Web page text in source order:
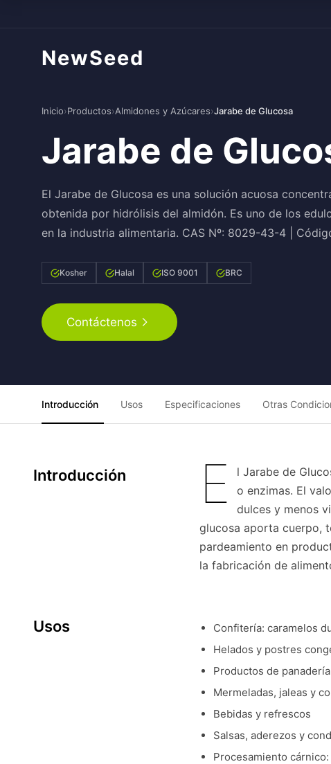
NewSeed
Inicio›Productos›Almidones y Azúcares›Jarabe de Glucosa
Jarabe de
El Jarabe de Glucosa es una solución acuosa
obtenida por hidrólisis del almidón. Es uno de los
en la industria alimentaria. CAS Nº: 8029-43-4 |
Kosher Halal ISO 9001 BRC
Contáctenos
Introducción Usos Especificaciones Otras
Introducción E
l Jarabe de
o enzimas. El
dulces y menos
glucosa aporta cuerpo,
pardeamiento en
la fabricación de
Usos
Confitería: caramelos
Helados y postres
Productos de
Mermeladas, jaleas y
Bebidas y refrescos
Salsas, aderezos y
Procesamiento